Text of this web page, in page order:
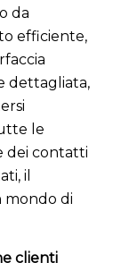
da
efficiente,
dettagliata,
le
dei contatti
il
mondo di
clienti